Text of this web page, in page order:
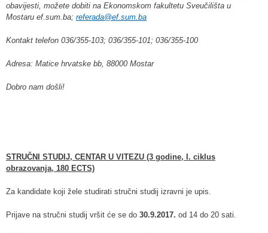
obavijesti, možete dobiti na Ekonomskom fakultetu Sveučilišta u
Mostaru ef.sum.ba; referada@ef.sum.ba
Kontakt telefon 036/355-103; 036/355-101; 036/355-100
Adresa: Matice hrvatske bb, 88000 Mostar
Dobro nam došli!
STRUČNI STUDIJ, CENTAR U VITEZU (3 godine, I. ciklus
obrazovanja, 180 ECTS)
Za kandidate koji žele studirati stručni studij izravni je upis.
Prijave na stručni studij vršit će se do 30.9.2017. od 14 do 20 sati.